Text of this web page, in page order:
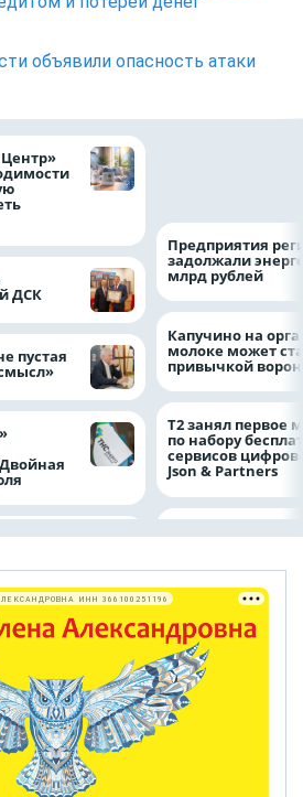
объявили опасность атаки
ДСК
пустая
Предприятия
задолжали
млрд рублей
Капучино на
молоке может
привычкой
Т2 занял первое
по набору
сервисов
Json & Partners
ИНН 366100251196